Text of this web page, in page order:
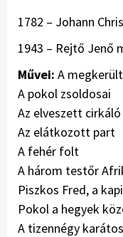
1782 – Johann
1943 – Rejtő Jenő
Művei: A
A pokol zsoldosai
Az elveszett cirkáló
Az elátkozott part
A fehér folt
A három testőr
Piszkos Fred, a
Pokol a hegyek
A tizennégy